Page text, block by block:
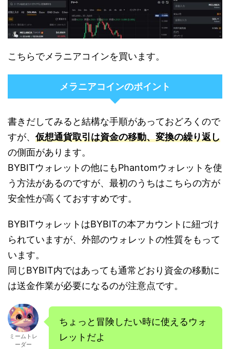
こちらでメラニアコインを買います。
メラニアコインのポイント
書きだしてみると結構な手順があっておどろくので
すが、仮想通貨取引は資金の移動、変換の繰り返し
の側面があります。
BYBITウォレットの他にもPhantomウォレットを使
う方法があるのですが、最初のうちはこちらの方が
安全性が高くておすすめです。
BYBITウォレットはBYBITの本アカウントに紐づけ
られていますが、外部のウォレットの性質をもって
います。
同じBYBIT内ではあっても通常どおり資金の移動に
は送金作業が必要になるのが注意点です。
ミームトレ
ーダー
ちょっと冒険したい時に使えるウォ
レットだよ